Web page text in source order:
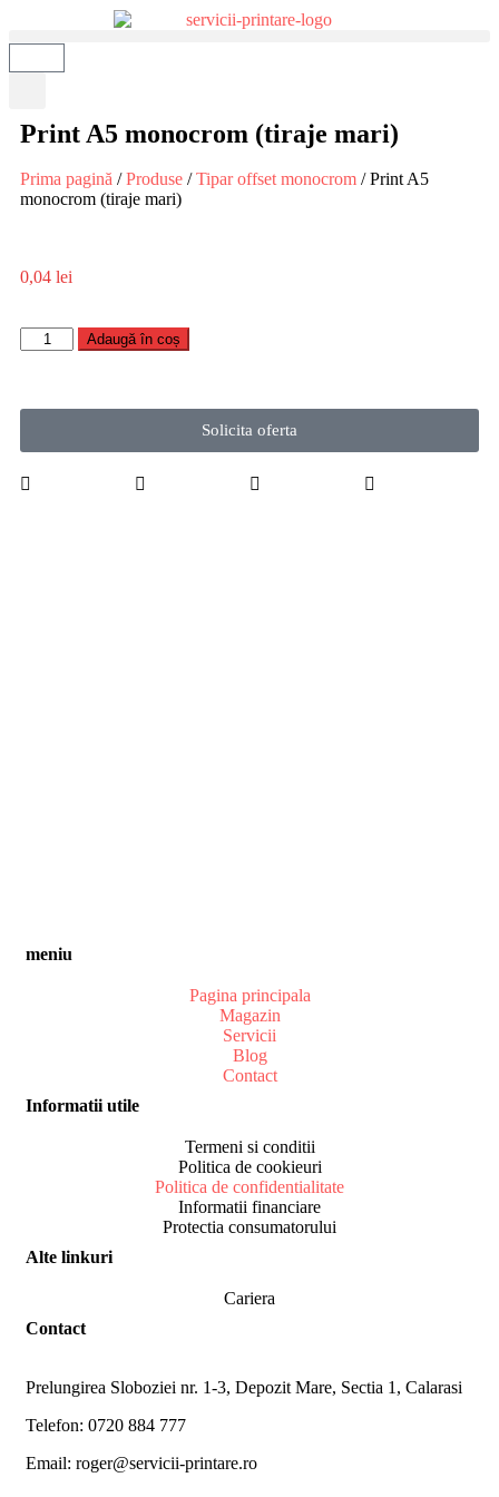
Print A5 monocrom (tiraje mari)
Prima pagină /Produse /Tipar offset monocrom / Print A5
monocrom (tiraje mari)
0,04 lei
Adaugă în coș
Solicita oferta
meniu
Pagina principala
Magazin
Servicii
Blog
Contact
Informatii utile
Termeni si conditii
Politica de cookieuri
Politica de confidentialitate
Informatii financiare
Protectia consumatorului
Alte linkuri
Cariera
Contact
Prelungirea Sloboziei nr. 1-3, Depozit Mare, Sectia 1, Calarasi
Telefon: 0720 884 777
Email: roger@servicii-printare.ro